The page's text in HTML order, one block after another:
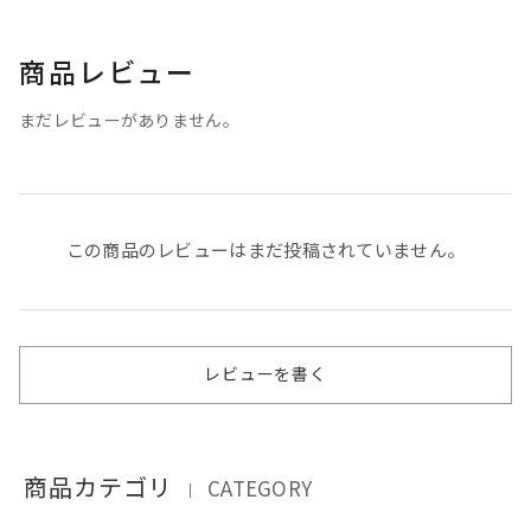
商品レビュー
まだレビューがありません。
この商品のレビューはまだ投稿されていません。
レビューを書く
商品カテゴリ ｜ CATEGORY